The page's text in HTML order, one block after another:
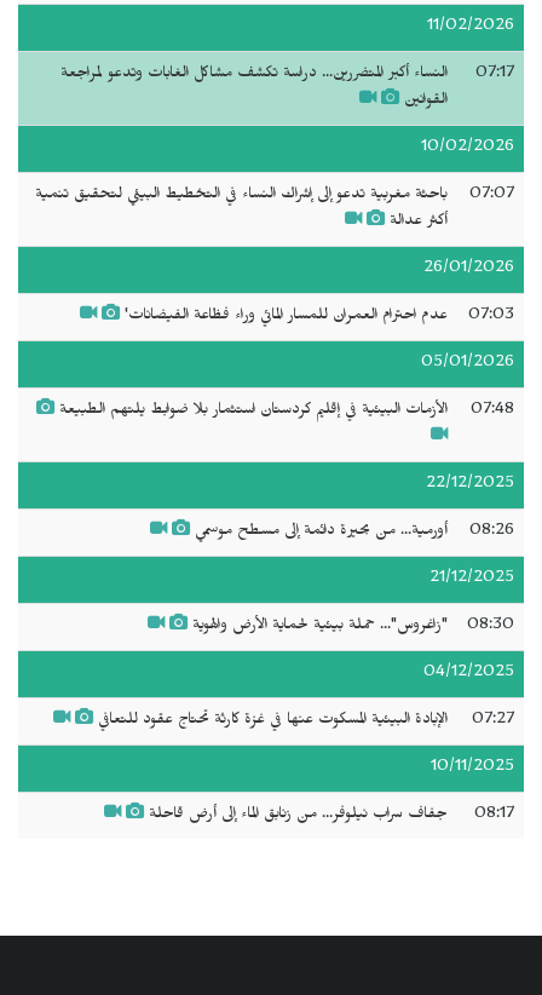
11/02/2026
07:17
النساء أكبر المتضررين... دراسة تكشف مشاكل الغابات وتدعو لمراجعة
القوانين
10/02/2026
07:07
باحثة مغربية تدعو إلى إشراك النساء في التخطيط البيئي لتحقيق تنمية
أكثر عدالة
26/01/2026
07:03 عدم احترام العمران للمسار المائي وراء فظاعة الفيضانات'
05/01/2026
07:48 الأزمات البيئية في إقليم كردستان استثمار بلا ضوابط يلتهم الطبيعة
22/12/2025
08:26 أورمية... من بحيرة دائمة إلى مسطح موسمي
21/12/2025
08:30 "زاغروس"... حملة بيئية لحماية الأرض والهوية
04/12/2025
07:27 الإبادة البيئية المسكوت عنها في غزة كارثة تحتاج عقود للتعافي
10/11/2025
08:17 جفاف سراب نيلوفر... من زنابق الماء إلى أرض قاحلة